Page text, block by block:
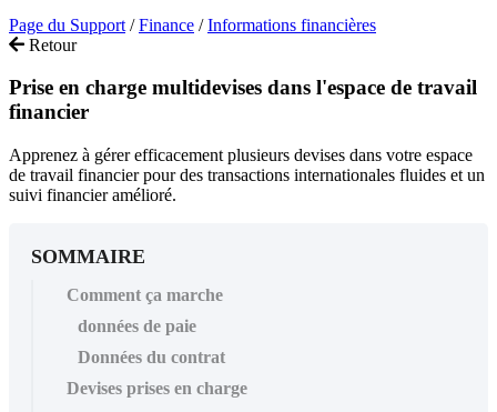
Page du Support / Finance / Informations financières
Retour
Prise en charge multidevises dans l'espace de travail
financier
Apprenez à gérer efficacement plusieurs devises dans votre espace
de travail financier pour des transactions internationales fluides et un
suivi financier amélioré.
SOMMAIRE
Comment ça marche
données de paie
Données du contrat
Devises prises en charge